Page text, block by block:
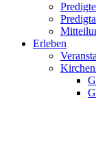
Erleben